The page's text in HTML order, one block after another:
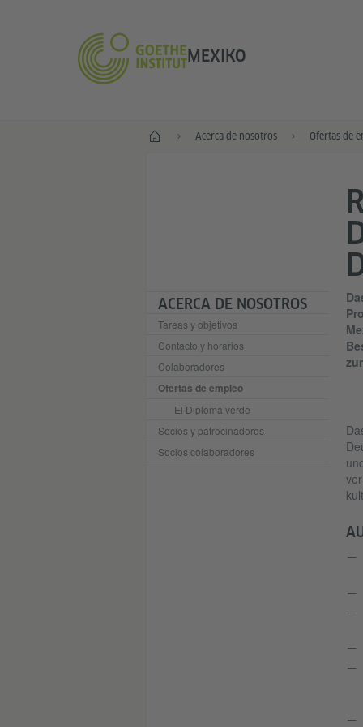
MEXIKO
Inicio Acerca de nosotros Ofertas de
ACERCA DE NOSOTROS
Tareas y objetivos
Contacto y horarios
Colaboradores
Ofertas de empleo
El Diploma verde
Socios y patrocinadores
Socios colaboradores